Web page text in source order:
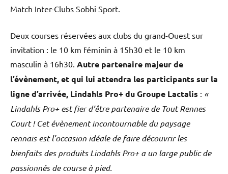
Match Inter-Clubs Sobhi Sport.
Deux courses réservées aux clubs du grand-Ouest sur
invitation : le 10 km féminin à 15h30 et le 10 km
masculin à 16h30. Autre partenaire majeur de
l’évènement, et qui lui attendra les participants sur la
ligne d’arrivée, Lindahls Pro+ du Groupe Lactalis : «
Lindahls Pro+ est fier d’être partenaire de Tout Rennes
Court ! Cet évènement incontournable du paysage
rennais est l’occasion idéale de faire découvrir les
bienfaits des produits Lindahls Pro+ a un large public de
passionnés de course à pied.